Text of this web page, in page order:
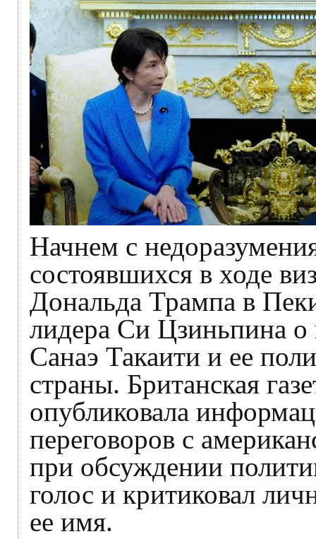
Начнем с
состоявшихся в ходе
Дональда Трампа в
лидера Си Цзиньпина
Санаэ Такаити и ее
страны. Британская
опубликовала
переговоров с
при обсуждении
голос и критиковал
ее имя.